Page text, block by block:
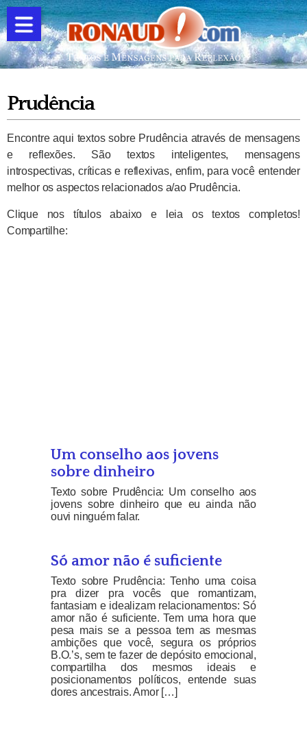
Prudência
Encontre aqui textos sobre Prudência através de mensagens
e reflexões. São textos inteligentes, mensagens
introspectivas, críticas e reflexivas, enfim, para você entender
melhor os aspectos relacionados a/ao Prudência.
Clique nos títulos abaixo e leia os textos completos!
Compartilhe:
Um conselho aos jovens
sobre dinheiro
Texto sobre Prudência: Um conselho aos
jovens sobre dinheiro que eu ainda não
ouvi ninguém falar.
Só amor não é suficiente
Texto sobre Prudência: Tenho uma coisa
pra dizer pra vocês que romantizam,
fantasiam e idealizam relacionamentos: Só
amor não é suficiente. Tem uma hora que
pesa mais se a pessoa tem as mesmas
ambições que você, segura os próprios
B.O.’s, sem te fazer de depósito emocional,
compartilha dos mesmos ideais e
posicionamentos políticos, entende suas
dores ancestrais. Amor […]